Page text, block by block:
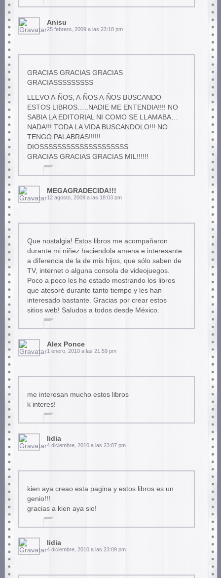
Anisu
25 febrero, 2009 a las 23:18 pm
GRACIAS GRACIAS GRACIAS
GRACIASSSSSSSSS
LLEVO A-ÑOS, A-ÑOS A-ÑOS BUSCANDO
ESTOS LIBROS…..NADIE ME ENTENDIA!!!! NO
SABIA LA EDITORIAL NI COMO SE LLAMABA…
NADA!!! TODA LA VIDA BUSCANDOLO!!! NO
TENGO PALABRAS!!!!!!
DIOSSSSSSSSSSSSSSSSSSSS
GRACIAS GRACIAS GRACIAS MIL!!!!!!
MEGAGRADECIDA!!!
12 agosto, 2009 a las 18:03 pm
Que nostalgia! Estos libros me acompañaron
durante mi niñez haciendola amena e interesante
a diferencia de la de mis hijos, que sólo saben de
TV, internet o alguna consola de videojuegos.
Poco a poco les he estado mostrando los libros
que atesoré durante tanto tiempo y les han
interesado bastante. Gracias por crear estos
sitios web! Saludos a todos desde México.
Alex Ponce
1 enero, 2010 a las 21:59 pm
me interesan mucho estos libros
k interes!
lidia
4 diciembre, 2010 a las 23:07 pm
kien aya creao esta pagina y estos libros es un
genio!!!
gracias a kien aya sio!
lidia
4 diciembre, 2010 a las 23:09 pm